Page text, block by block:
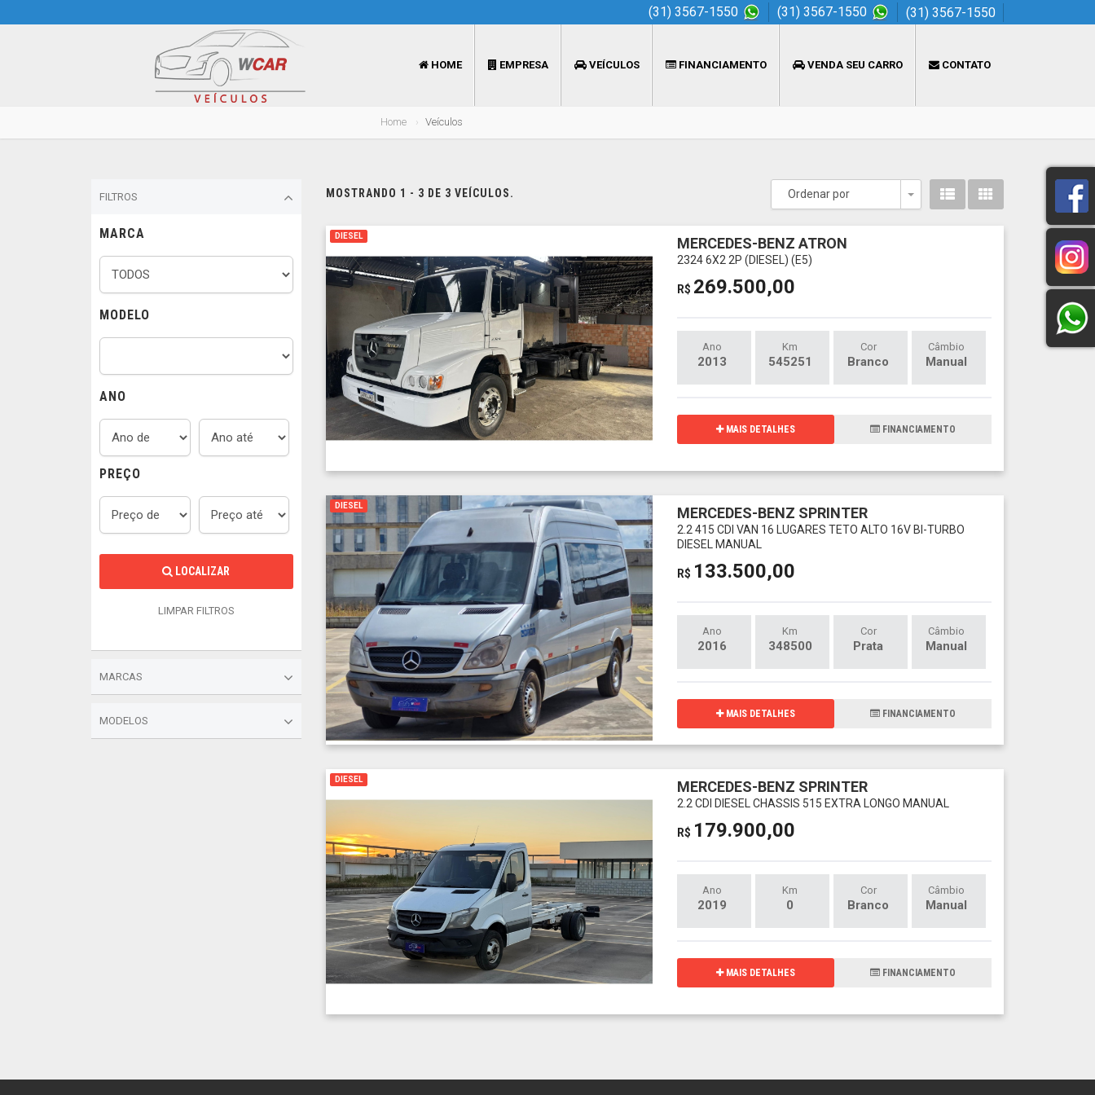
(31) 3567-1550 (31) 3567-1550 (31) 3567-1550
HOME EMPRESA VEÍCULOS FINANCIAMENTO VENDA SEU CARRO CONTATO
Home Veículos
FILTROS
MARCA
MODELO
ANO
PREÇO
LOCALIZAR
LIMPAR FILTROS
MARCAS
MODELOS
MOSTRANDO 1 - 3 DE 3 VEÍCULOS. Ordenar por
Toggle Dropdown
DIESEL MERCEDES-BENZ ATRON
2324 6X2 2P (DIESEL) (E5)
R$ 269.500,00
Ano
2013
Km
545251
Cor
Branco
Câmbio
Manual
MAIS DETALHES FINANCIAMENTO
DIESEL MERCEDES-BENZ SPRINTER
2.2 415 CDI VAN 16 LUGARES TETO ALTO 16V BI-TURBO
DIESEL MANUAL
R$ 133.500,00
Ano
2016
Km
348500
Cor
Prata
Câmbio
Manual
MAIS DETALHES FINANCIAMENTO
DIESEL MERCEDES-BENZ SPRINTER
2.2 CDI DIESEL CHASSIS 515 EXTRA LONGO MANUAL
R$ 179.900,00
Ano
2019
Km
0
Cor
Branco
Câmbio
Manual
MAIS DETALHES FINANCIAMENTO